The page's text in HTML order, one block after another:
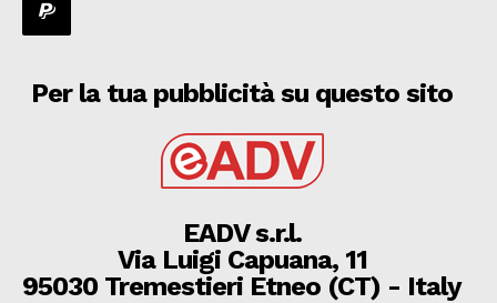
Per la tua pubblicità su questo sito
EADV s.r.l.
Via Luigi Capuana, 11
95030 Tremestieri Etneo (CT) - Italy